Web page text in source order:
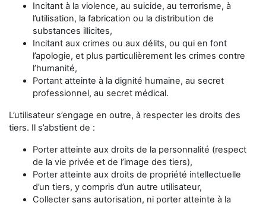
Incitant à la violence, au suicide, au terrorisme, à
l’utilisation, la fabrication ou la distribution de
substances illicites,
Incitant aux crimes ou aux délits, ou qui en font
l’apologie, et plus particulièrement les crimes contre
l’humanité,
Portant atteinte à la dignité humaine, au secret
professionnel, au secret médical.
L’utilisateur s’engage en outre, à respecter les droits des
tiers. Il s’abstient de :
Porter atteinte aux droits de la personnalité (respect
de la vie privée et de l’image des tiers),
Porter atteinte aux droits de propriété intellectuelle
d’un tiers, y compris d’un autre utilisateur,
Collecter sans autorisation, ni porter atteinte à la